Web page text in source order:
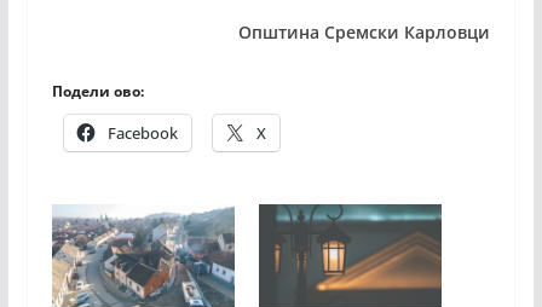
Општина Сремски Карловци
Подели ово:
Facebook X